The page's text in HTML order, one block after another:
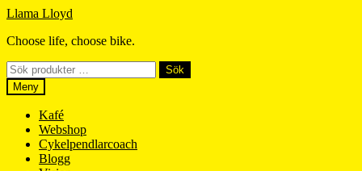
Hoppa
navigering
Hoppa
innehåll
Llama Lloyd
Choose life, choose bike.
Sök
efter:
Sök
Meny
Kafé
Webshop
Cykelpendlarcoach
Blogg